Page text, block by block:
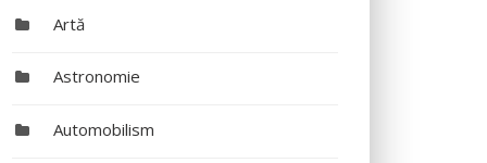
Artă
Astronomie
Automobilism